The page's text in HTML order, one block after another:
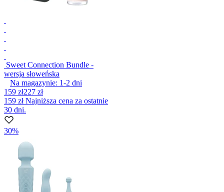
Sweet Connection Bundle -
wersja słoweńska
Na magazynie: 1-2 dni
159 zł227 zł
159 złNajniższa cena za ostatnie
30 dni.
30%